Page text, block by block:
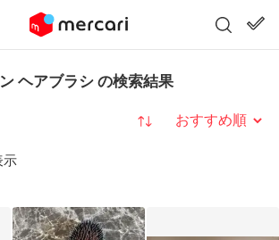
ヘアブラシ の検索結果
示
並び替え